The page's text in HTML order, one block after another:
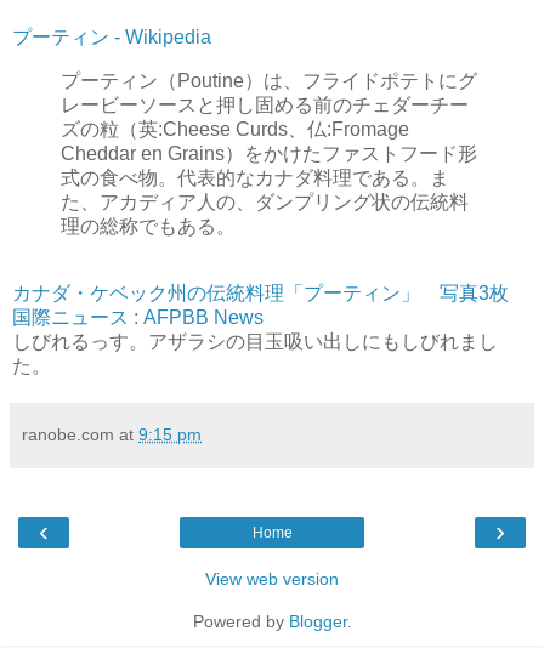
プーティン - Wikipedia
プーティン（Poutine）は、フライドポテトにグ
レービーソースと押し固める前のチェダーチー
ズの粒（英:Cheese Curds、仏:Fromage
Cheddar en Grains）をかけたファストフード形
式の食べ物。代表的なカナダ料理である。ま
た、アカディア人の、ダンプリング状の伝統料
理の総称でもある。
カナダ・ケベック州の伝統料理「プーティン」 写真3枚
国際ニュース : AFPBB News
しびれるっす。アザラシの目玉吸い出しにもしびれまし
た。
ranobe.com at 9:15 pm
‹ ›
Home
View web version
Powered by Blogger.